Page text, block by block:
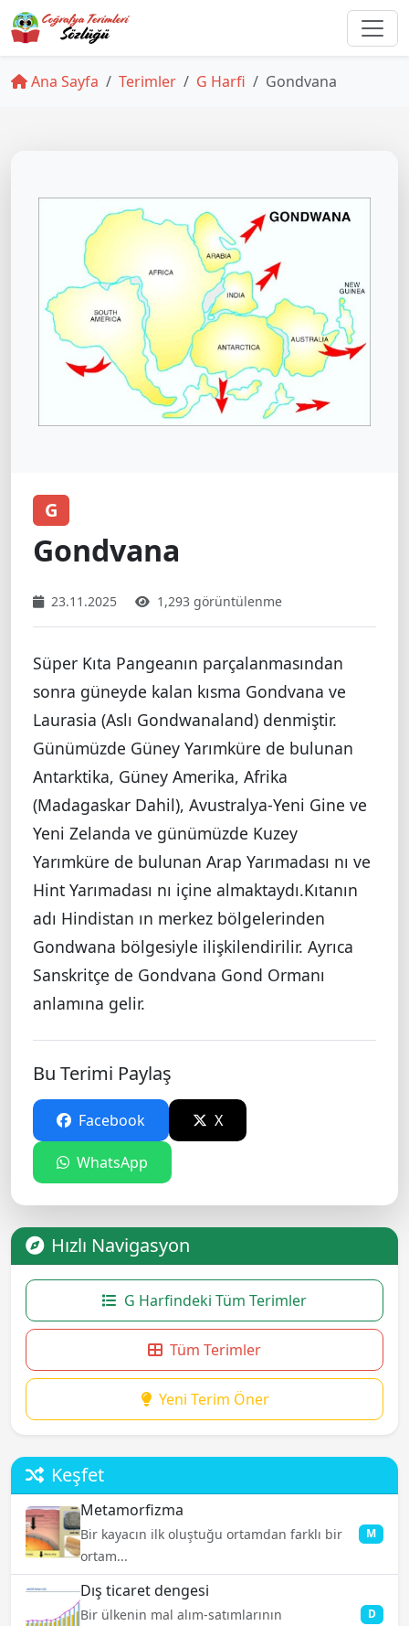
Ana Sayfa Terimler G Harfi Gondvana
G
Gondvana
23.11.2025 1,293 görüntülenme
Süper Kıta Pangeanın parçalanmasından
sonra güneyde kalan kısma Gondvana ve
Laurasia (Aslı Gondwanaland) denmiştir.
Günümüzde Güney Yarımküre de bulunan
Antarktika, Güney Amerika, Afrika
(Madagaskar Dahil), Avustralya-Yeni Gine ve
Yeni Zelanda ve günümüzde Kuzey
Yarımküre de bulunan Arap Yarımadası nı ve
Hint Yarımadası nı içine almaktaydı.Kıtanın
adı Hindistan ın merkez bölgelerinden
Gondwana bölgesiyle ilişkilendirilir. Ayrıca
Sanskritçe de Gondvana Gond Ormanı
anlamına gelir.
Bu Terimi Paylaş
Facebook X
WhatsApp
Hızlı Navigasyon
G Harfindeki Tüm Terimler
Tüm Terimler
Yeni Terim Öner
Keşfet
Metamorfizma
Bir kayacın ilk oluştuğu ortamdan farklı bir
ortam...
M
Dış ticaret dengesi
Bir ülkenin mal alım-satımlarının
D